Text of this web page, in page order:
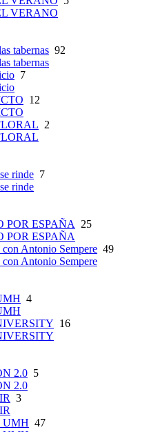
VERANO
tabernas 92
tabernas
7
12
2
rinde 7
rinde
POR ESPAÑA
25
POR ESPAÑA
con Antonio Sempere 49
con Antonio Sempere
4
16
2.0 5
2.0
3
UMH 47